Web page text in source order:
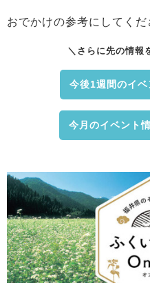
おでかけの参考にしてくだ
＼さらに先の情報
今後1週間のイ
今月のイベント